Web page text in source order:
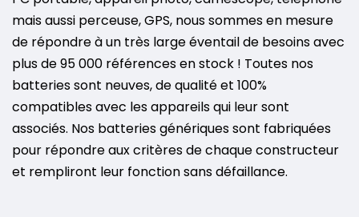
mais aussi perceuse, GPS, nous sommes en mesure
de répondre à un très large éventail de besoins avec
plus de 95 000 références en stock ! Toutes nos
batteries sont neuves, de qualité et 100%
compatibles avec les appareils qui leur sont
associés. Nos batteries génériques sont fabriquées
pour répondre aux critères de chaque constructeur
et rempliront leur fonction sans défaillance.